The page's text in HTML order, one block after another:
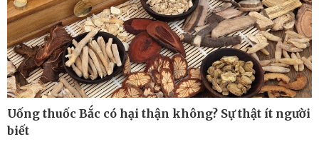
Việc làm
Biển đảo
Quan sát
Cuộc sống đó đây
Ảnh
Uống thuốc Bắc có hại thận không? Sự thật ít người
biết